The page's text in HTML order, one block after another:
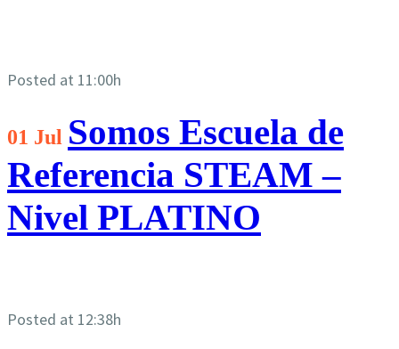
01 Jul Somos Escuela de
Referencia STEAM –
Nivel PLATINO
Posted at 11:00h
Posted at 12:38h